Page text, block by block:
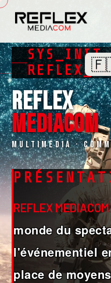
REFLEX
MEDIACOM
Multimédia ·
REFLEX MEDIACOM
monde du
l'événementiel
place de